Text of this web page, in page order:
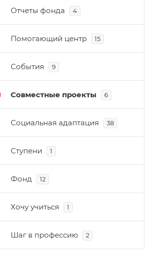
Отчеты фонда 4
Помогающий центр 15
События 9
Совместные проекты 6
Социальная адаптация 38
Ступени 1
Фонд 12
Хочу учиться 1
Шаг в профессию 2